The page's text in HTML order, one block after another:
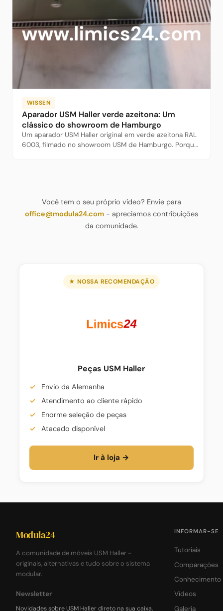
WISSEN
Aparador USM Haller verde azeitona: Um
clássico do showroom de Hamburgo
Um aparador USM Haller original em verde azeitona RAL
6003, filmado no showroom USM de Hamburgo. Porque
Você tem o seu próprio vídeo? Envie para
office@modula24.com - apreciamos contribuições
da comunidade.
★ NOSSA RECOMENDAÇÃO
Peças USM Haller
Envio da Alemanha
Atendimento ao cliente rápido
Enorme seleção de peças
Atacado disponível
Ir à loja →
Modula24
A comunidade de móveis USM Haller -
originais, alternativas e tudo sobre o sistema
modular.
Newsletter
Novidades sobre USM Haller direto na sua caixa.
INFORMAR-SE
Tutoriais
Comparações
Conhecimento
Vídeos
Galeria